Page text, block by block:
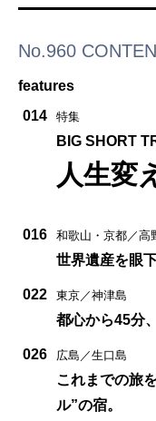
No.960
features
014
特集
BIG SHORT
人生変
016 和歌山・京都／高
世界遺産を眼
022 東京／神津島
都心から45分
026 広島／生口島
これまでの旅
ル”の宿。